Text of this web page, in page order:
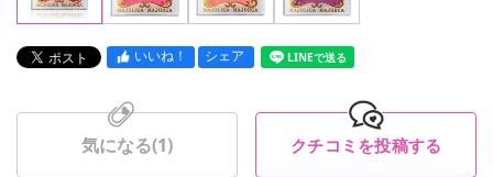
いいね！ シェア LINEで送る
気になる(1) クチコミを投稿する